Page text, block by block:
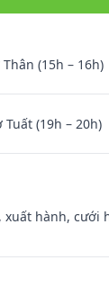
Thân (15h – 16h)
Tuất (19h – 20h)
hành, cưới